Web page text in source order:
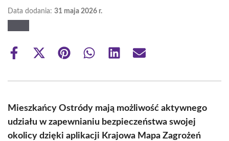
Data dodania: 31 maja 2026 r.
Share
Share
(Twitter)
Share Share Share Share
Mieszkańcy Ostródy mają możliwość aktywnego
udziału w zapewnianiu bezpieczeństwa swojej
okolicy dzięki aplikacji Krajowa Mapa Zagrożeń